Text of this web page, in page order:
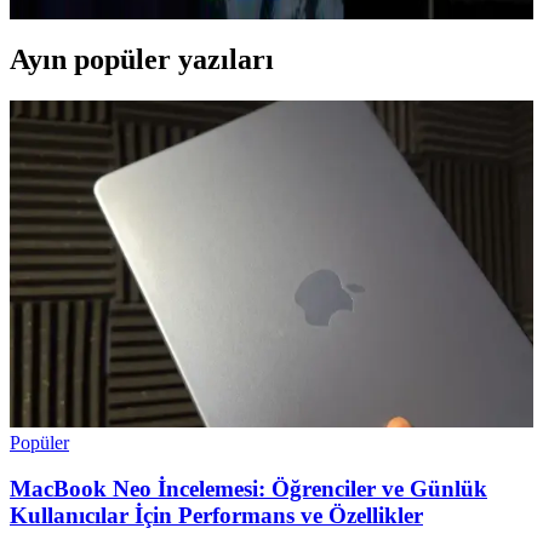
Ayın popüler yazıları
Popüler
MacBook Neo İncelemesi: Öğrenciler ve Günlük
Kullanıcılar İçin Performans ve Özellikler